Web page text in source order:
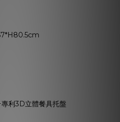
利3D立體餐具托盤